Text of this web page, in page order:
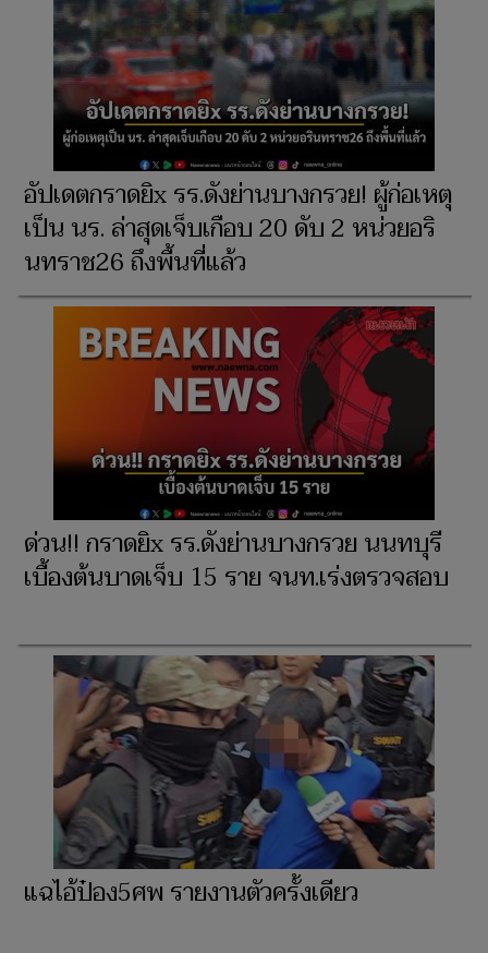
อัปเดตกราดยิx รร.ดังย่านบางกรวย! ผู้ก่อเหตุ
เป็น นร. ล่าสุดเจ็บเกือบ 20 ดับ 2 หน่วยอริ
นทราช26 ถึงพื้นที่แล้ว
ด่วน!! กราดยิx รร.ดังย่านบางกรวย นนทบุรี
เบื้องต้นบาดเจ็บ 15 ราย จนท.เร่งตรวจสอบ
แฉไอ้ป๋อง5ศพ รายงานตัวครั้งเดียว